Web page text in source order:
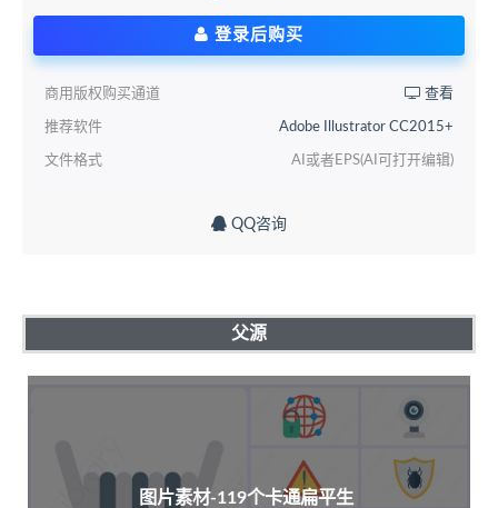
登录后购买
商用版权购买通道 查看
推荐软件 Adobe Illustrator CC2015+
文件格式 AI或者EPS(AI可打开编辑)
QQ咨询
父源
图片素材-119个卡通扁平生